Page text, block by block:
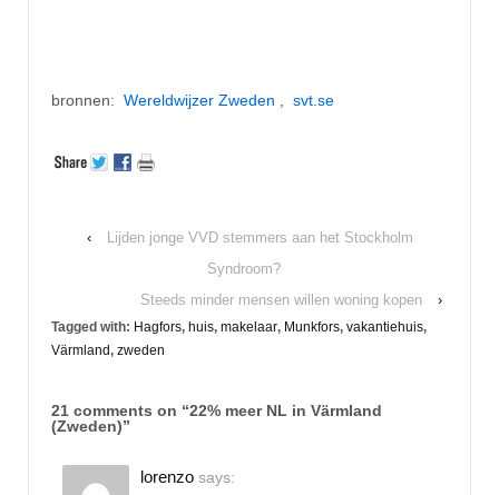
bronnen: Wereldwijzer Zweden svt.se
‹
Lijden jonge VVD stemmers aan het Stockholm
Syndroom?
Steeds minder mensen willen woning kopen
›
Tagged with: Hagfors, huis, makelaar, Munkfors, vakantiehuis,
Värmland, zweden
21 comments on “22% meer NL in Värmland
(Zweden)”
lorenzo says: